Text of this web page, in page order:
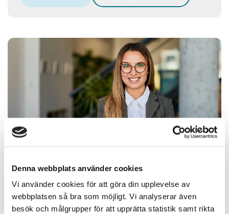
Denna webbplats använder cookies
Vi använder cookies för att göra din upplevelse av
webbplatsen så bra som möjligt. Vi analyserar även
besök och målgrupper för att upprätta statistik samt rikta
Letar du efter nästa jobbmöjlighet?